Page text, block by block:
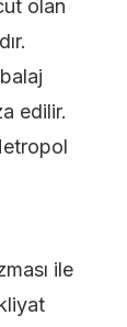
olan
edilir.
ile